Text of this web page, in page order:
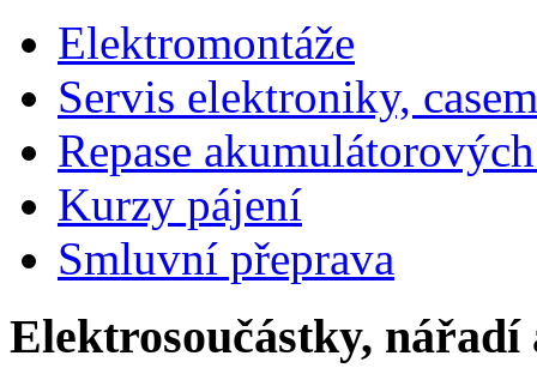
Elektromontáže
Servis elektroniky,
Repase
Kurzy pájení
Smluvní přeprava
Elektrosoučástky, nářadí